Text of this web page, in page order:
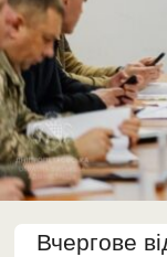
Вчергове